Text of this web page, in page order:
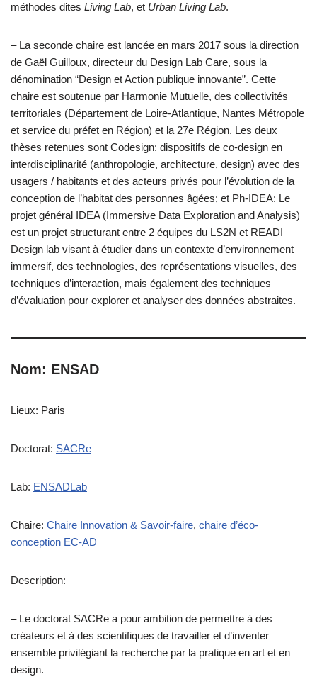
méthodes dites Living Lab, et Urban Living Lab.
– La seconde chaire est lancée en mars 2017 sous la direction
de Gaël Guilloux, directeur du Design Lab Care, sous la
dénomination “Design et Action publique innovante”. Cette
chaire est soutenue par Harmonie Mutuelle, des collectivités
territoriales (Département de Loire-Atlantique, Nantes Métropole
et service du préfet en Région) et la 27e Région. Les deux
thèses retenues sont Codesign: dispositifs de co-design en
interdisciplinarité (anthropologie, architecture, design) avec des
usagers / habitants et des acteurs privés pour l’évolution de la
conception de l’habitat des personnes âgées; et Ph-IDEA: Le
projet général IDEA (Immersive Data Exploration and Analysis)
est un projet structurant entre 2 équipes du LS2N et READI
Design lab visant à étudier dans un contexte d’environnement
immersif, des technologies, des représentations visuelles, des
techniques d’interaction, mais également des techniques
d’évaluation pour explorer et analyser des données abstraites.
Nom: ENSAD
Lieux: Paris
Doctorat: SACRe
Lab: ENSADLab
Chaire: Chaire Innovation & Savoir-faire, chaire d’éco-
conception EC-AD
Description:
– Le doctorat SACRe a pour ambition de permettre à des
créateurs et à des scientifiques de travailler et d’inventer
ensemble privilégiant la recherche par la pratique en art et en
design.